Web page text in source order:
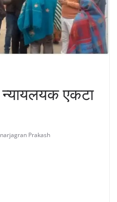
न्यायलयक एकटा
Prakash